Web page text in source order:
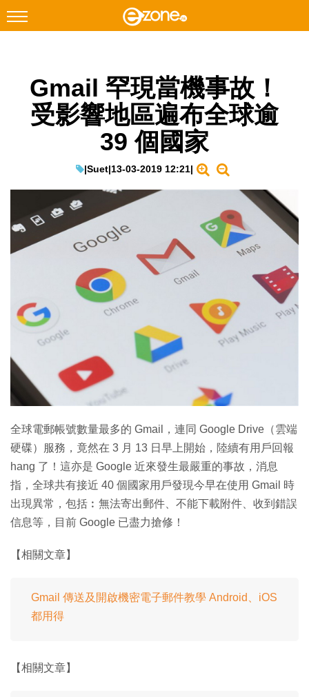
Facebook Instagram
科技焦點
教學評測
EduTech
IT Times
生成式AI與雲端應用
Enterprise Digital Transformation
特集
Gmail 罕現當機事故！
受影響地區遍布全球逾
39 個國家
|Suet|13-03-2019 12:21|
全球電郵帳號數量最多的 Gmail，連同 Google Drive（雲端
硬碟）服務，竟然在 3 月 13 日早上開始，陸續有用戶回報
hang 了！這亦是 Google 近來發生最嚴重的事故，消息
指，全球共有接近 40 個國家用戶發現今早在使用 Gmail 時
出現異常，包括︰無法寄出郵件、不能下載附件、收到錯誤
信息等，目前 Google 已盡力搶修！
【相關文章】
Gmail 傳送及開啟機密電子郵件教學 Android、iOS
都用得
【相關文章】